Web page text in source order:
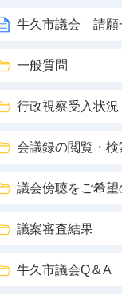
牛久市議会 請願
一般質問
行政視察受入状況
会議録の閲覧・検
議会傍聴をご希望
議案審査結果
牛久市議会Q＆A